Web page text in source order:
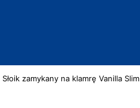
Słoik zamykany na klamrę Vanilla Slim